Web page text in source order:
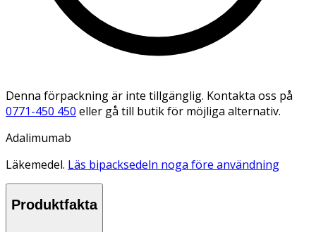
Denna förpackning är inte tillgänglig. Kontakta oss på
0771-450 450 eller gå till butik för möjliga alternativ.
Adalimumab
Läkemedel. Läs bipacksedeln noga före användning
Produktfakta